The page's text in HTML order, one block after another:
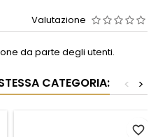
Valutazione
da parte degli utenti.
CATEGORIA: >
<
favorite_border